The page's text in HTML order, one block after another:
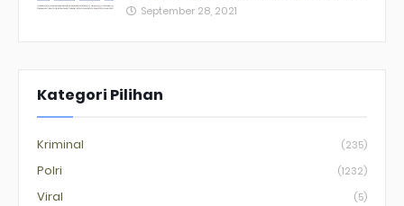
September 28, 2021
Kategori Pilihan
Kriminal (235)
Polri (1232)
Viral (5)